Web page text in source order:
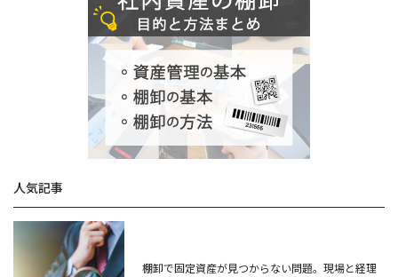
人気記事
棚卸で固定資産が見つからない問題。現場と経理